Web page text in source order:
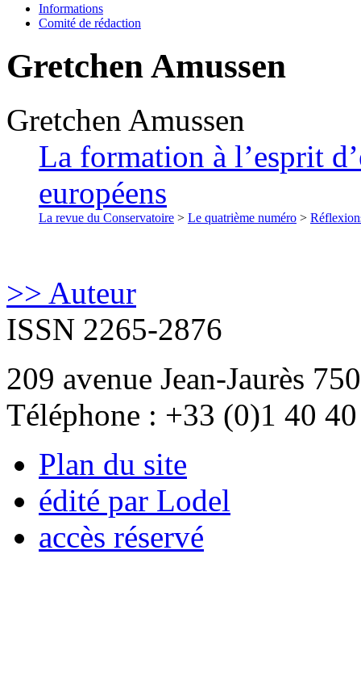
Informations
Comité de rédaction
GretchenAmussen
Gretchen Amussen
La formation à l’esprit
européens
La revue du Conservatoire > Le quatrième numéro >
>> Auteur
ISSN 2265-2876
209 avenue Jean-Jaurès
Téléphone : +33 (0)1 40
Plan du site
édité par Lodel
accès réservé